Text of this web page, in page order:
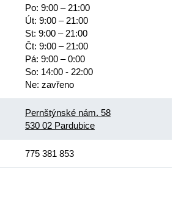
Po: 9:00 – 21:00
Út: 9:00 – 21:00
St: 9:00 – 21:00
Čt: 9:00 – 21:00
Pá: 9:00 – 0:00
So: 14:00 - 22:00
Ne: zavřeno
Pernštýnské nám. 58
530 02 Pardubice
775 381 853